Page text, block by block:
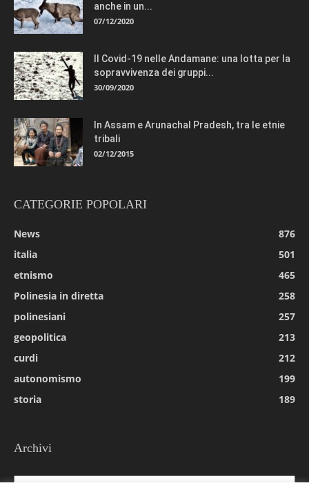
anche in un...
07/12/2020
Il Covid-19 nelle Andamane: una lotta per la
sopravvivenza dei gruppi...
30/09/2020
In Assam e Arunachal Pradesh, tra le etnie
tribali
02/12/2015
CATEGORIE POPOLARI
News
876
italia
501
etnismo
465
Polinesia in diretta
258
polinesiani
257
geopolitica
213
curdi
212
autonomismo
199
storia
189
Archivi
Archivi